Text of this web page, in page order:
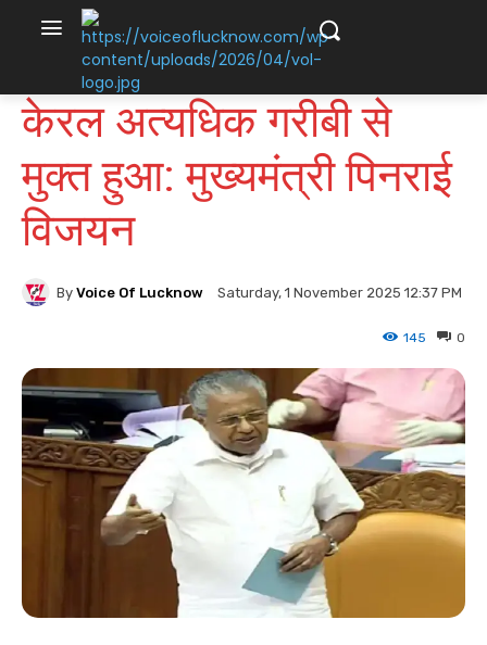
केरल अत्यधिक गरीबी से
मुक्त हुआ: मुख्यमंत्री पिनराई
विजयन
By Voice Of Lucknow Saturday, 1 November 2025 12:37 PM
0
145